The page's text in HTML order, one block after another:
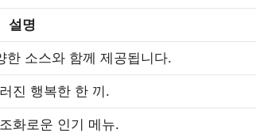
설명
한 소스와 함께 제공됩니다.
진 행복한 한 끼.
화로운 인기 메뉴.